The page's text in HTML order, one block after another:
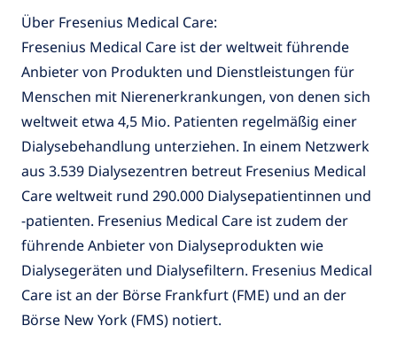
Über Fresenius Medical Care:
Fresenius Medical Care ist der weltweit führende
Anbieter von Produkten und Dienstleistungen für
Menschen mit Nierenerkrankungen, von denen sich
weltweit etwa 4,5 Mio. Patienten regelmäßig einer
Dialysebehandlung unterziehen. In einem Netzwerk
aus 3.539 Dialysezentren betreut Fresenius Medical
Care weltweit rund 290.000 Dialysepatientinnen und
-patienten. Fresenius Medical Care ist zudem der
führende Anbieter von Dialyseprodukten wie
Dialysegeräten und Dialysefiltern. Fresenius Medical
Care ist an der Börse Frankfurt (FME) und an der
Börse New York (FMS) notiert.